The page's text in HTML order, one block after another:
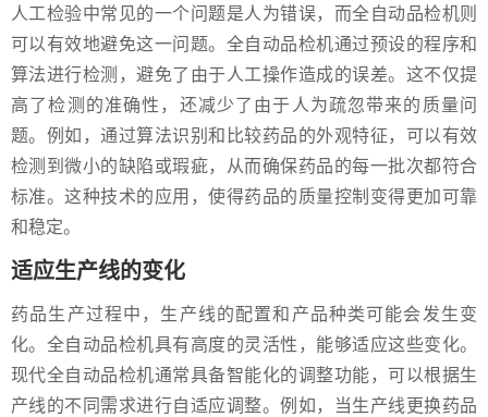
人工检验中常见的一个问题是人为错误，而全自动品检机则
可以有效地避免这一问题。全自动品检机通过预设的程序和
算法进行检测，避免了由于人工操作造成的误差。这不仅提
高了检测的准确性，还减少了由于人为疏忽带来的质量问
题。例如，通过算法识别和比较药品的外观特征，可以有效
检测到微小的缺陷或瑕疵，从而确保药品的每一批次都符合
标准。这种技术的应用，使得药品的质量控制变得更加可靠
和稳定。
适应生产线的变化
药品生产过程中，生产线的配置和产品种类可能会发生变
化。全自动品检机具有高度的灵活性，能够适应这些变化。
现代全自动品检机通常具备智能化的调整功能，可以根据生
产线的不同需求进行自适应调整。例如，当生产线更换药品